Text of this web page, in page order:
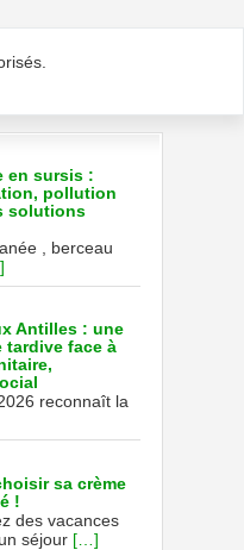
en sursis :
pollution
solutions
, berceau
Antilles : une
tardive face à
reconnaît la
sa crème
!
des vacances
séjour […]